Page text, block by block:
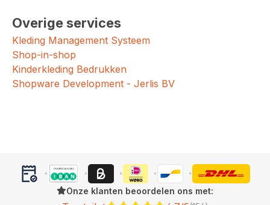
Overige services
Kleding Management Systeem
Shop-in-shop
Kinderkleding Bedrukken
Shopware Development - Jerlis BV
Onze klanten beoordelen ons met: